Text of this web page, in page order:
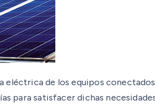
de los equipos
para satisfacer dichas